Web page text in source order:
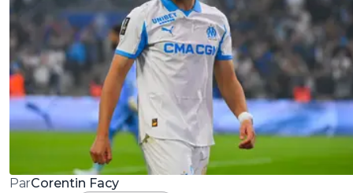
ParCorentin Facy